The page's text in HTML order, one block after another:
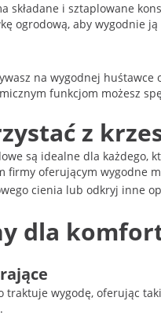
składane i sztaplowane
ogrodową, aby wygodnie
na wygodnej
funkcjom możesz
z
są idealne dla
firmy oferującym wygodne
cienia lub odkryj inne
dla
traktuje wygodę, oferując